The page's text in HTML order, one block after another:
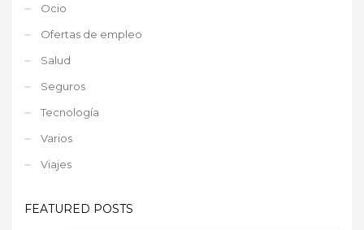
Ocio
Ofertas de empleo
Salud
Seguros
Tecnología
Varios
Viajes
FEATURED POSTS